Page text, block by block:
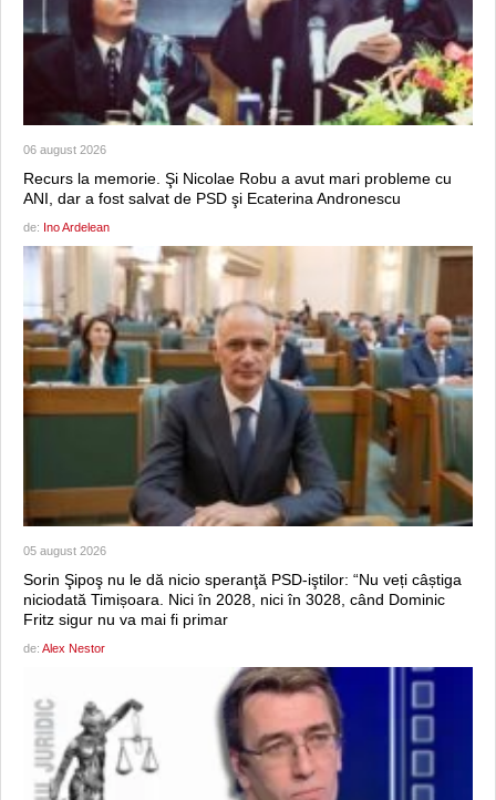
06 august 2026
Recurs la memorie. Şi Nicolae Robu a avut mari probleme cu
ANI, dar a fost salvat de PSD şi Ecaterina Andronescu
de: Ino Ardelean
05 august 2026
Sorin Şipoş nu le dă nicio speranţă PSD-iştilor: “Nu veți câștiga
niciodată Timișoara. Nici în 2028, nici în 3028, când Dominic
Fritz sigur nu va mai fi primar
de: Alex Nestor